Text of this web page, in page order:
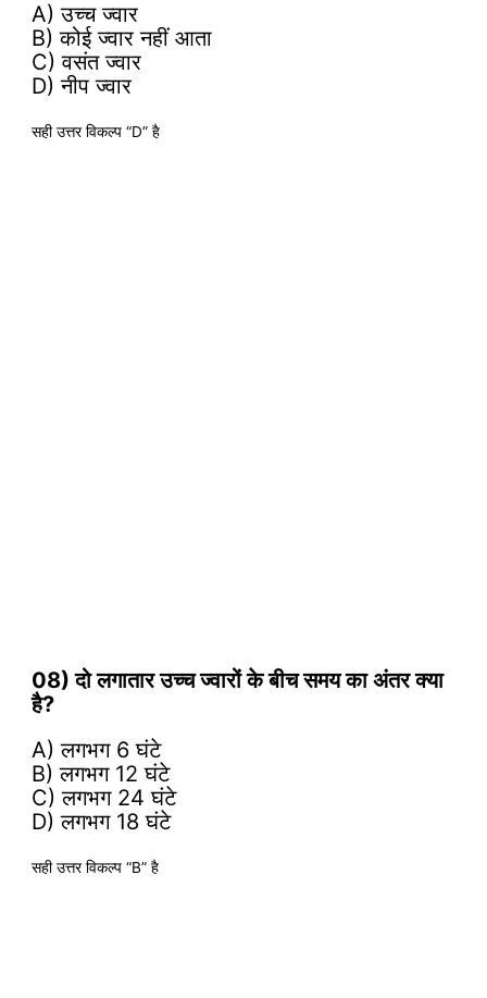
A) उच्च ज्वार
B) कोई ज्वार नहीं आता
C) वसंत ज्वार
D) नीप ज्वार
सही उत्तर विकल्प “D” है
08) दो लगातार उच्च ज्वारों के बीच समय का अंतर क्या
है?
A) लगभग 6 घंटे
B) लगभग 12 घंटे
C) लगभग 24 घंटे
D) लगभग 18 घंटे
सही उत्तर विकल्प “B” है